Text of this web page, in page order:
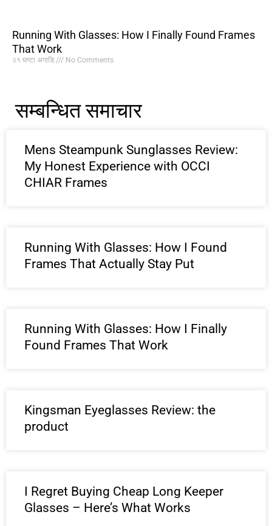
Running With Glasses: How I Finally Found Frames
That Work
२१ घण्टा अगाडि No Comments
सम्बन्धित समाचार
Mens Steampunk Sunglasses Review:
My Honest Experience with OCCI
CHIAR Frames
Running With Glasses: How I Found
Frames That Actually Stay Put
Running With Glasses: How I Finally
Found Frames That Work
Kingsman Eyeglasses Review: the
product
I Regret Buying Cheap Long Keeper
Glasses – Here’s What Works